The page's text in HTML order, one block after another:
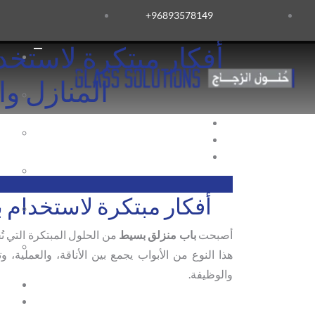
96893578149​+
أفكار مبتكرة
المنازل
أفكار مبتكرة
أصبحتباب منزلق بسيط من الحلول المبتكرة
هذا النوع من الأبواب يجمع بين الأناقة،
والوظيفة.